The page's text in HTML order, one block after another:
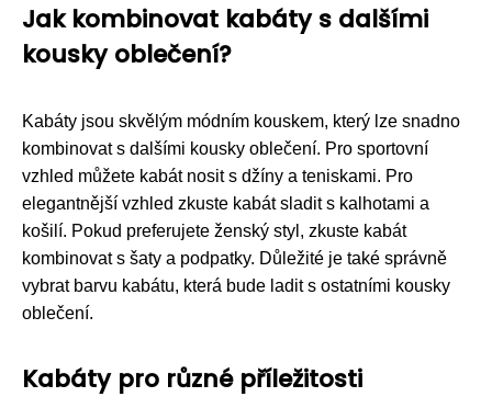
Jak kombinovat kabáty s dalšími
kousky oblečení?
Kabáty jsou skvělým módním kouskem, který lze snadno
kombinovat s dalšími kousky oblečení. Pro sportovní
vzhled můžete kabát nosit s džíny a teniskami. Pro
elegantnější vzhled zkuste kabát sladit s kalhotami a
košilí. Pokud preferujete ženský styl, zkuste kabát
kombinovat s šaty a podpatky. Důležité je také správně
vybrat barvu kabátu, která bude ladit s ostatními kousky
oblečení.
Kabáty pro různé příležitosti